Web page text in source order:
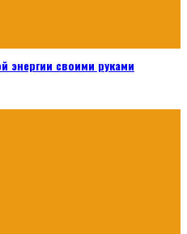
энергии своими руками